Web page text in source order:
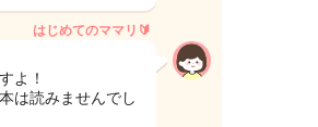
はじめてのママリ🔰
よ！
は読みませんでし